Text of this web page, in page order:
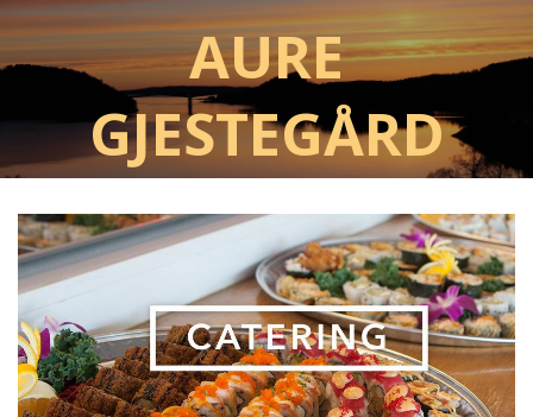
Aure
Gjestegård